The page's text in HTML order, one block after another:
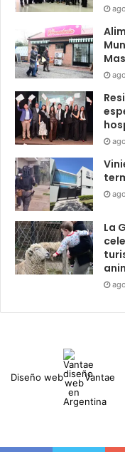
La
Diseño web Vantae